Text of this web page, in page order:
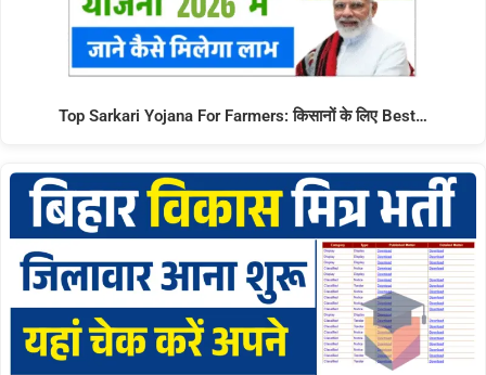
Top Sarkari Yojana For Farmers: किसानों के लिए Best…